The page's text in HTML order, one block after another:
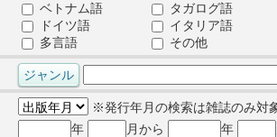
ベトナム語
タガログ語
ドイツ語
イタリア語
多言語
その他
※発行年月の検索は雑誌のみ対
年
月から 年